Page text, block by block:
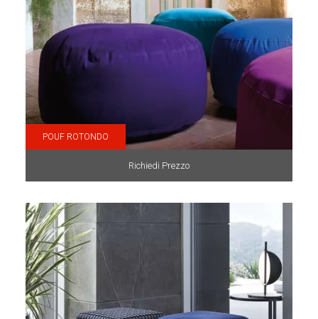
POUF ROTONDO
Richiedi Prezzo